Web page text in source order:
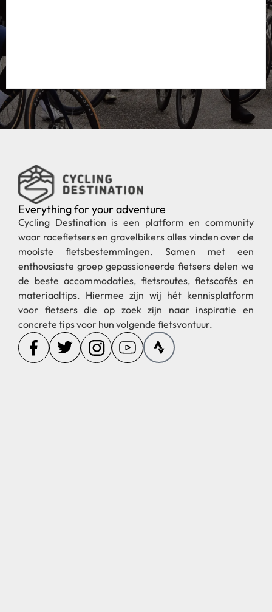
Everything for your adventure
Cycling Destination is een platform en community
waar racefietsers en gravelbikers alles vinden over de
mooiste fietsbestemmingen. Samen met een
enthousiaste groep gepassioneerde fietsers delen we
de beste accommodaties, fietsroutes, fietscafés en
materiaaltips. Hiermee zijn wij hét kennisplatform
voor fietsers die op zoek zijn naar inspiratie en
concrete tips voor hun volgende fietsvontuur.